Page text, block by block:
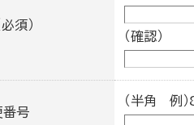
須）
（確認）
番号
（半角 例